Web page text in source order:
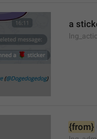
a
{from}